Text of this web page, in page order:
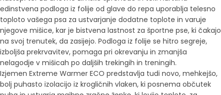
edinstvena podloga iz folije od glave do repa uporablja telesno
toploto vašega psa za ustvarjanje dodatne toplote in varuje
njegove mišice, kar je bistvena lastnost za športne pse, ki čakajo
na svoj trenutek, da zasijejo. Podloga iz folije se hitro segreje,
izboljša prekrvavitev, pomaga pri okrevanju in zmanjša
nelagodje v mišicah po daljših trekingih in treningih.
Izjemen Extreme Warmer ECO predstavlja tudi novo, mehkejšo,
bolj puhasto izolacijo iz krogličnih vlaken, ki posnema občutek